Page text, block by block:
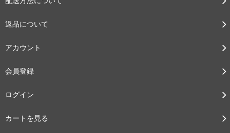
返品について
アカウント
会員登録
ログイン
カートを見る